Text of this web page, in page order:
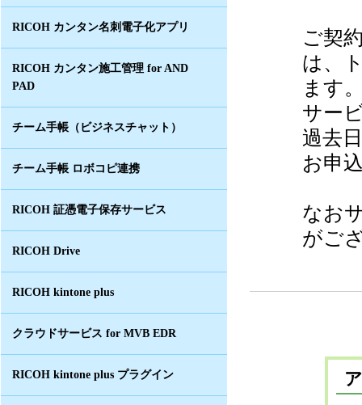
RICOH カンタン名刺電子化アプリ
RICOH カンタン施工管理 for AND
PAD
チーム手帳（ビジネスチャット）
チーム手帳 ロボコピ連携
RICOH 証憑電子保存サービス
RICOH Drive
RICOH kintone plus
クラウドサービス for MVB EDR
RICOH kintone plus プラグイン
ご契
は、
ます
サー
過去
お申
なお
がご